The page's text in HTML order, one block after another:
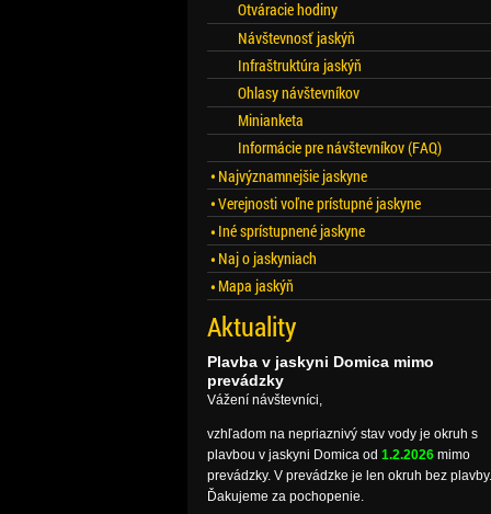
Otváracie hodiny
Návštevnosť jaskýň
Infraštruktúra jaskýň
Ohlasy návštevníkov
Minianketa
Informácie pre návštevníkov (FAQ)
Najvýznamnejšie jaskyne
Verejnosti voľne prístupné jaskyne
Iné sprístupnené jaskyne
Naj o jaskyniach
Mapa jaskýň
Aktuality
Plavba v jaskyni Domica mimo
prevádzky
Vážení návštevníci,
vzhľadom na nepriaznivý stav vody je okruh s
plavbou v jaskyni Domica od 1.2.2026mimo
prevádzky. V prevádzke je len okruh bez plavby.
Ďakujeme za pochopenie.